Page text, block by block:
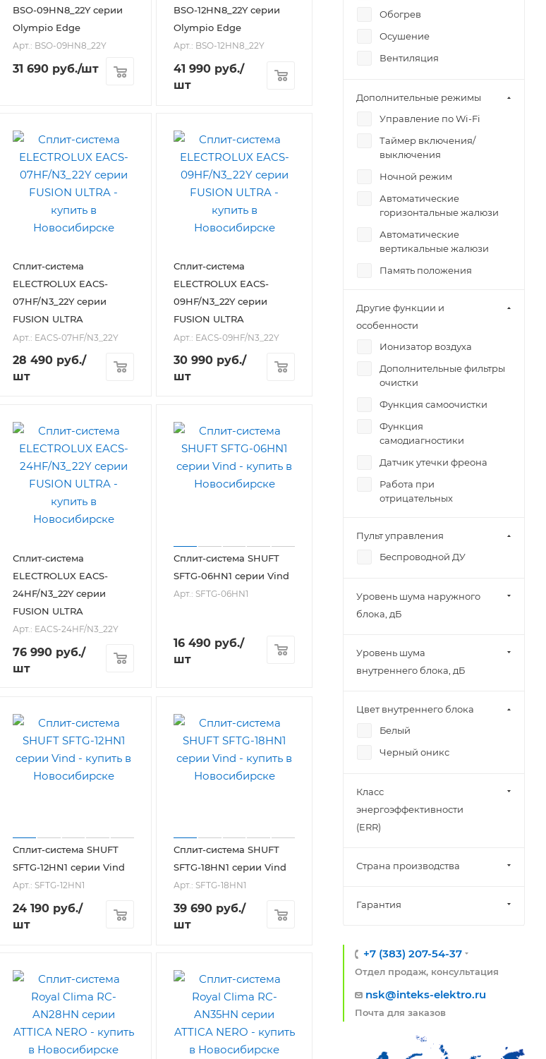
BSO-09HN8_22Y серии
Olympio Edge
Арт.: BSO-09HN8_22Y
31 690 руб./шт
BSO-12HN8_22Y серии
Olympio Edge
Арт.: BSO-12HN8_22Y
41 990 руб./
шт
Сплит-система
ELECTROLUX EACS-
07HF/N3_22Y серии
FUSION ULTRA
Арт.: EACS-07HF/N3_22Y
28 490 руб./
шт
Сплит-система
ELECTROLUX EACS-
09HF/N3_22Y серии
FUSION ULTRA
Арт.: EACS-09HF/N3_22Y
30 990 руб./
шт
Сплит-система
ELECTROLUX EACS-
24HF/N3_22Y серии
FUSION ULTRA
Арт.: EACS-24HF/N3_22Y
76 990 руб./
шт
Сплит-система SHUFT
SFTG-06HN1 серии Vind
Арт.: SFTG-06HN1
16 490 руб./
шт
Сплит-система SHUFT
SFTG-12HN1 серии Vind
Арт.: SFTG-12HN1
24 190 руб./
шт
Сплит-система SHUFT
SFTG-18HN1 серии Vind
Арт.: SFTG-18HN1
39 690 руб./
шт
Обогрев
Осушение
Вентиляция
Дополнительные режимы
Управление по Wi-Fi
Таймер включения/
выключения
Ночной режим
Автоматические
горизонтальные жалюзи
Автоматические
вертикальные жалюзи
Память положения
Авторестарт
Другие функции и
особенности
Ионизатор воздуха
Дополнительные фильтры
очистки
Функция самоочистки
Функция
самодиагностики
Датчик утечки фреона
Работа при
отрицательных
Пульт управления
Беспроводной ДУ
Уровень шума наружного
блока, дБ
Уровень шума
внутреннего блока, дБ
Цвет внутреннего блока
Белый
Черный оникс
Класс
энергоэффективности
(ERR)
Страна производства
Гарантия
+7 (383) 207-54-37
Отдел продаж, консультация
nsk@inteks-elektro.ru
Почта для заказов